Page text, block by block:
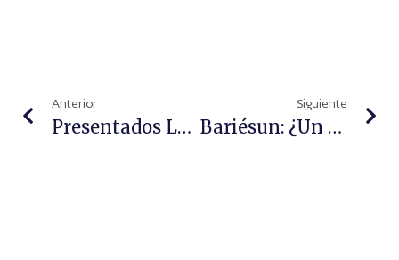
Anterior
Presentados Los Congresos Mundial Y Nacional De Farmacia Ante La Asamblea De La Agrupación Farmacéutica Europea (PGEU)
Siguiente
Bariésun: ¿Un Aftersun O Mejor Una Crema Hidratante?